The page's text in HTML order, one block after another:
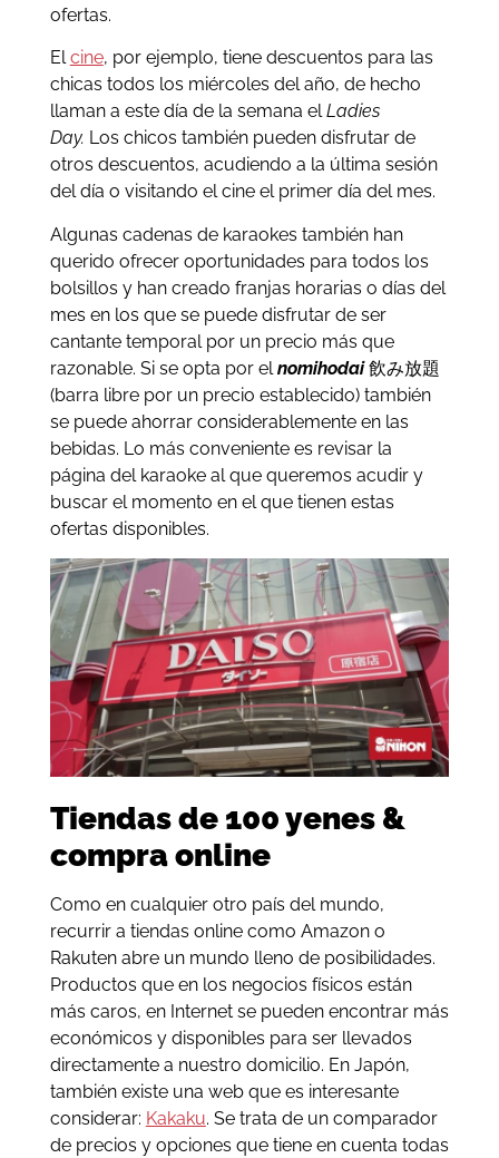
ofertas.
Elcine, por ejemplo, tiene descuentos para las
chicas todos los miércoles del año, de hecho
llaman a este día de la semana elLadies
Day. Los chicos también pueden disfrutar de
otros descuentos, acudiendo a la última sesión
del día o visitando el cine el primer día del mes.
Algunas cadenas de karaokes también han
querido ofrecer oportunidades para todos los
bolsillos y han creado franjas horarias o días del
mes en los que se puede disfrutar de ser
cantante temporal por un precio más que
razonable. Si se opta por el nomihodai飲み放題
(barra libre por un precio establecido) también
se puede ahorrar considerablemente en las
bebidas. Lo más conveniente es revisar la
página del karaoke al que queremos acudir y
buscar el momento en el que tienen estas
ofertas disponibles.
Tiendas de 100 yenes &
compra online
Como en cualquier otro país del mundo,
recurrir a tiendas online como Amazon o
Rakuten abre un mundo lleno de posibilidades.
Productos que en los negocios físicos están
más caros, en Internet se pueden encontrar más
económicos y disponibles para ser llevados
directamente a nuestro domicilio. En Japón,
también existe una web que es interesante
considerar: Kakaku. Se trata de un comparador
de precios y opciones que tiene en cuenta todas